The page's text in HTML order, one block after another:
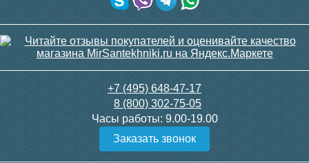
+7 (495) 648-47-17
8 (800) 302-75-05
Часы работы: 9.00-19.00
Заказать звонок